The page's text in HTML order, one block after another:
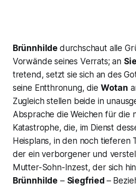
Brünnhilde durchschaut alle
Vorwände seines Verrats; an
tretend, setzt sie sich an des
seine Entthronung, die Wotan
Zugleich stellen beide in
Absprache die Weichen für die
Katastrophe, die, im Dienst
Heisplans, in den noch tieferen
der ein verborgener und
Mutter-Sohn-Inzest, der sich
Brünnhilde – Siegfried –